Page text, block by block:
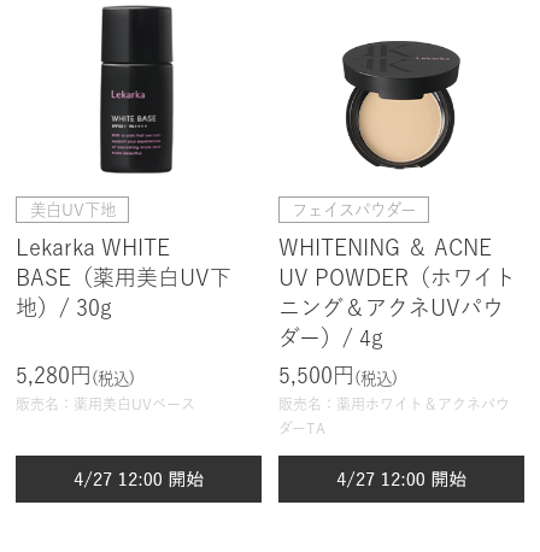
美白UV下地
Lekarka WHITE
BASE（薬用美白UV下
地）/ 30g
5,280円 (税込)
販売名：薬用美白UVベース
フェイスパウダー
WHITENING ＆ ACNE
UV POWDER（ホワイト
ニング＆アクネUVパウ
ダー）/ 4g
5,500円 (税込)
販売名：薬用ホワイト＆アクネパウ
ダーTA